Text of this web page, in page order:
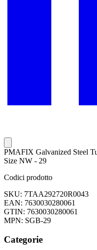
PMAFIX Galvanized Steel
Size NW - 29
Codici prodotto
SKU: 7TAA292720R0043
EAN: 7630030280061
GTIN: 7630030280061
MPN: SGB-29
Categorie